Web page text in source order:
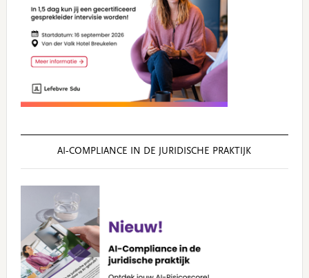
AI‑COMPLIANCE IN DE JURIDISCHE PRAKTIJK